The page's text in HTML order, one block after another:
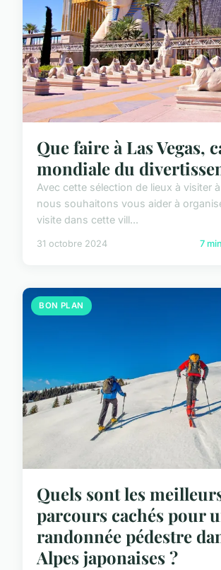
Que faire à Las Vegas,
mondiale du
Avec cette sélection de lieux à visiter
nous souhaitons vous aider à
visite dans cette vill...
31 octobre 2024 7
BON PLAN
Quels sont les
parcours cachés pour
randonnée pédestre
Alpes japonaises ?